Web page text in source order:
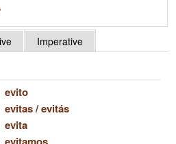
Imperative
evito
evitas/evitás
evita